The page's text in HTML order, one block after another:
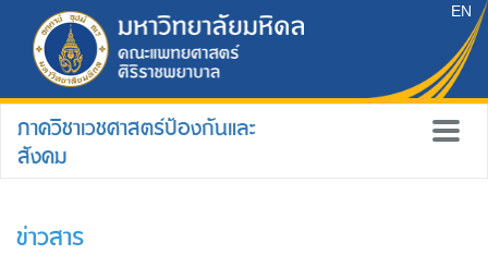
EN
ภาควิชาเวชศาสตร์ป้องกันและ
สังคม
ข่าวสาร